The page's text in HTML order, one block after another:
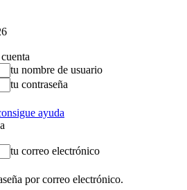
tu nombre de usuario
tu contraseña
ayuda
tu correo electrónico
por correo electrónico.